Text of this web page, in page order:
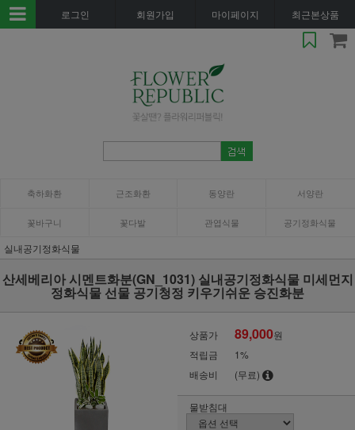
로그인 회원가입 마이페이지 최근본상품
축하화환 근조화환 동양란 서양란
꽃바구니 꽃다발 관엽식물 공기정화식물
실내공기정화식물
산세베리아 시멘트화분(GN_1031) 실내공기정화식물 미세먼지
정화식물 선물 공기청정 키우기쉬운 승진화분
상품가 89,000원
적립금
1%
배송비
(무료)
물받침대